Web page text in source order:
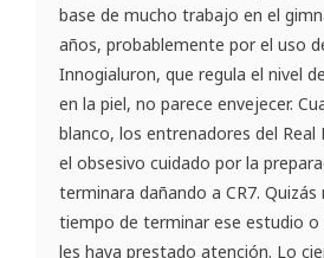
base de mucho trabajo en el
años, probablemente por el uso
Innogialuron, que regula el nivel
en la piel, no parece envejecer.
blanco, los entrenadores del Real
el obsesivo cuidado por la
terminara dañando a CR7.
tiempo de terminar ese estudio o
les haya prestado atención. Lo